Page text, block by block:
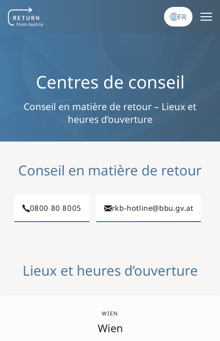
FR
Centres de conseil
Conseil en matière de retour – Lieux et
heures d’ouverture
Conseil en matière de retour
0800 80 8005 rkb-hotline@bbu.gv.at
Lieux et heures d’ouverture
WIEN
Wien